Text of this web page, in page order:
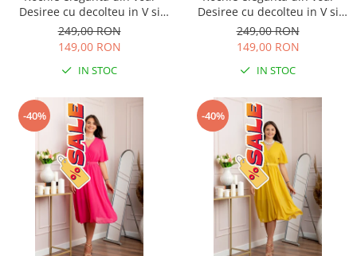
Desiree cu decolteu in V si
curea - Grena
249,00 RON
149,00 RON
IN STOC
Desiree cu decolteu in V si
curea - Roz pastel
249,00 RON
149,00 RON
IN STOC
-40% -40%